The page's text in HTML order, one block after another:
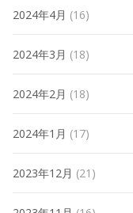
2024年4月 (16)
2024年3月 (18)
2024年2月 (18)
2024年1月 (17)
2023年12月 (21)